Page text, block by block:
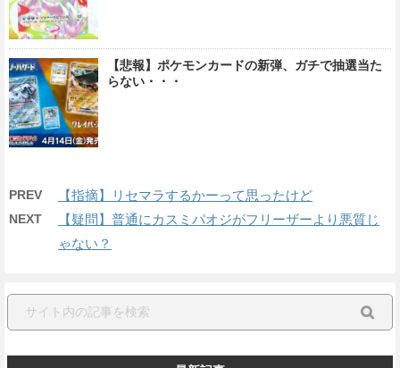
【悲報】ポケモンカードの新弾、ガチで抽選当た
らない・・・
PREV 【指摘】リセマラするかーって思ったけど
NEXT
【疑問】普通にカスミパオジがフリーザーより悪質じ
ゃない？